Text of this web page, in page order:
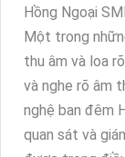
Hồng Ngoại
Một trong
thu âm và loa
và nghe rõ âm
nghệ ban đêm
quan sát và